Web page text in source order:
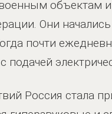
объектам и
Они
почти
Россия стала